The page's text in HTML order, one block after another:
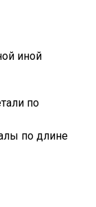
иной
по
по длине